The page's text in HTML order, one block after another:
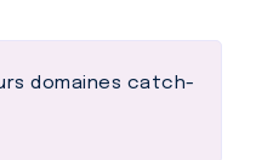
domaines catch-